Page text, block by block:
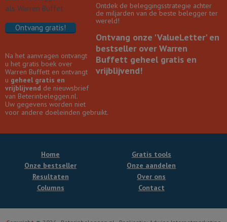
Ontdek de beleggingsstrategie achter
de miljarden van de beste belegger ter
wereld!
Ontvang onze 'ValueLetter' en
bestseller over Warren
Buffett geheel gratis en
vrijblijvend!
Ontvang gratis!
Na het aanvragen ontvangt
u het gratis boek over
Warren Buffett en ontvangt
u geheel gratis en
vrijblijvend de nieuwsbrief
van Beterinbeleggen.nl.
Uw gegevens worden niet
voor andere doeleinden gebruikt.
Home
Onze bestseller
Gratis tools
Onze aandelen
Resultaten
Columns
Over ons
Contact